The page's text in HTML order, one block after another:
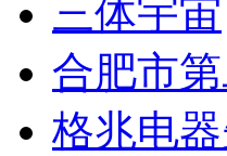
三体宇宙
合肥市
格兆电